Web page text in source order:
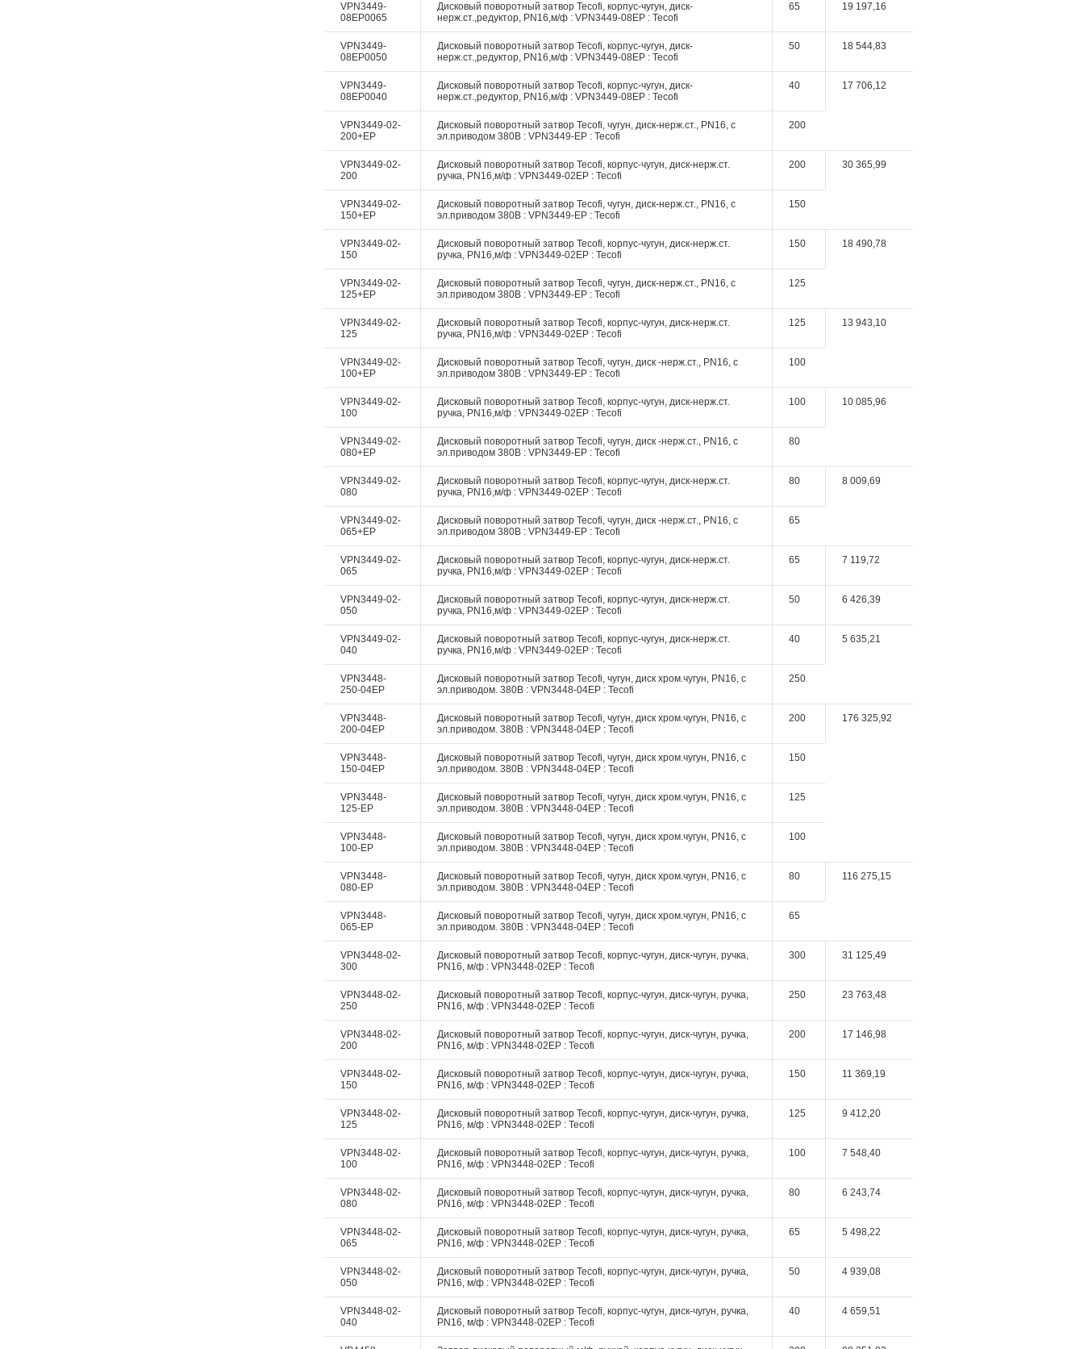
VPN3449-
08EP0065
Дисковый поворотный затвор Tecofi, корпус-чугун, диск-
нерж.ст.,редуктор, PN16,м/ф : VPN3449-08EP : Tecofi
65 19 197,16
VPN3449-
08EP0050
Дисковый поворотный затвор Tecofi, корпус-чугун, диск-
нерж.ст.,редуктор, PN16,м/ф : VPN3449-08EP : Tecofi
50 18 544,83
VPN3449-
08EP0040
Дисковый поворотный затвор Tecofi, корпус-чугун, диск-
нерж.ст.,редуктор, PN16,м/ф : VPN3449-08EP : Tecofi
40 17 706,12
VPN3449-02-
200+EP
Дисковый поворотный затвор Tecofi, чугун, диск-нерж.ст., PN16, c
эл.приводом 380В : VPN3449-EP : Tecofi
200
VPN3449-02-
200
Дисковый поворотный затвор Tecofi, корпус-чугун, диск-нерж.ст.
ручка, PN16,м/ф : VPN3449-02EP : Tecofi
200 30 365,99
VPN3449-02-
150+EP
Дисковый поворотный затвор Tecofi, чугун, диск-нерж.ст., PN16, c
эл.приводом 380В : VPN3449-EP : Tecofi
150
VPN3449-02-
150
Дисковый поворотный затвор Tecofi, корпус-чугун, диск-нерж.ст.
ручка, PN16,м/ф : VPN3449-02EP : Tecofi
150 18 490,78
VPN3449-02-
125+EP
Дисковый поворотный затвор Tecofi, чугун, диск-нерж.ст., PN16, c
эл.приводом 380В : VPN3449-EP : Tecofi
125
VPN3449-02-
125
Дисковый поворотный затвор Tecofi, корпус-чугун, диск-нерж.ст.
ручка, PN16,м/ф : VPN3449-02EP : Tecofi
125 13 943,10
VPN3449-02-
100+EP
Дисковый поворотный затвор Tecofi, чугун, диск -нерж.ст., PN16, c
эл.приводом 380В : VPN3449-EP : Tecofi
100
VPN3449-02-
100
Дисковый поворотный затвор Tecofi, корпус-чугун, диск-нерж.ст.
ручка, PN16,м/ф : VPN3449-02EP : Tecofi
100 10 085,96
VPN3449-02-
080+EP
Дисковый поворотный затвор Tecofi, чугун, диск -нерж.ст., PN16, c
эл.приводом 380В : VPN3449-EP : Tecofi
80
VPN3449-02-
080
Дисковый поворотный затвор Tecofi, корпус-чугун, диск-нерж.ст.
ручка, PN16,м/ф : VPN3449-02EP : Tecofi
80 8 009,69
VPN3449-02-
065+EP
Дисковый поворотный затвор Tecofi, чугун, диск -нерж.ст., PN16, c
эл.приводом 380В : VPN3449-EP : Tecofi
65
VPN3449-02-
065
Дисковый поворотный затвор Tecofi, корпус-чугун, диск-нерж.ст.
ручка, PN16,м/ф : VPN3449-02EP : Tecofi
65 7 119,72
VPN3449-02-
050
Дисковый поворотный затвор Tecofi, корпус-чугун, диск-нерж.ст.
ручка, PN16,м/ф : VPN3449-02EP : Tecofi
50 6 426,39
VPN3449-02-
040
Дисковый поворотный затвор Tecofi, корпус-чугун, диск-нерж.ст.
ручка, PN16,м/ф : VPN3449-02EP : Tecofi
40 5 635,21
VPN3448-
250-04EP
Дисковый поворотный затвор Tecofi, чугун, диск хром.чугун, PN16, c
эл.приводом. 380В : VPN3448-04EP : Tecofi
250
VPN3448-
200-04EP
Дисковый поворотный затвор Tecofi, чугун, диск хром.чугун, PN16, c
эл.приводом. 380В : VPN3448-04EP : Tecofi
200 176 325,92
VPN3448-
150-04EP
Дисковый поворотный затвор Tecofi, чугун, диск хром.чугун, PN16, c
эл.приводом. 380В : VPN3448-04EP : Tecofi
150
VPN3448-
125-EP
Дисковый поворотный затвор Tecofi, чугун, диск хром.чугун, PN16, c
эл.приводом. 380В : VPN3448-04EP : Tecofi
125
VPN3448-
100-EP
Дисковый поворотный затвор Tecofi, чугун, диск хром.чугун, PN16, c
эл.приводом. 380В : VPN3448-04EP : Tecofi
100
VPN3448-
080-EP
Дисковый поворотный затвор Tecofi, чугун, диск хром.чугун, PN16, c
эл.приводом. 380В : VPN3448-04EP : Tecofi
80 116 275,15
VPN3448-
065-EP
Дисковый поворотный затвор Tecofi, чугун, диск хром.чугун, PN16, c
эл.приводом. 380В : VPN3448-04EP : Tecofi
65
VPN3448-02-
300
Дисковый поворотный затвор Tecofi, корпус-чугун, диск-чугун, ручка,
PN16, м/ф : VPN3448-02EP : Tecofi
300 31 125,49
VPN3448-02-
250
Дисковый поворотный затвор Tecofi, корпус-чугун, диск-чугун, ручка,
PN16, м/ф : VPN3448-02EP : Tecofi
250 23 763,48
VPN3448-02-
200
Дисковый поворотный затвор Tecofi, корпус-чугун, диск-чугун, ручка,
PN16, м/ф : VPN3448-02EP : Tecofi
200 17 146,98
VPN3448-02-
150
Дисковый поворотный затвор Tecofi, корпус-чугун, диск-чугун, ручка,
PN16, м/ф : VPN3448-02EP : Tecofi
150 11 369,19
VPN3448-02-
125
Дисковый поворотный затвор Tecofi, корпус-чугун, диск-чугун, ручка,
PN16, м/ф : VPN3448-02EP : Tecofi
125 9 412,20
VPN3448-02-
100
Дисковый поворотный затвор Tecofi, корпус-чугун, диск-чугун, ручка,
PN16, м/ф : VPN3448-02EP : Tecofi
100 7 548,40
VPN3448-02-
080
Дисковый поворотный затвор Tecofi, корпус-чугун, диск-чугун, ручка,
PN16, м/ф : VPN3448-02EP : Tecofi
80 6 243,74
VPN3448-02-
065
Дисковый поворотный затвор Tecofi, корпус-чугун, диск-чугун, ручка,
PN16, м/ф : VPN3448-02EP : Tecofi
65 5 498,22
VPN3448-02-
050
Дисковый поворотный затвор Tecofi, корпус-чугун, диск-чугун, ручка,
PN16, м/ф : VPN3448-02EP : Tecofi
50 4 939,08
VPN3448-02-
040
Дисковый поворотный затвор Tecofi, корпус-чугун, диск-чугун, ручка,
PN16, м/ф : VPN3448-02EP : Tecofi
40 4 659,51